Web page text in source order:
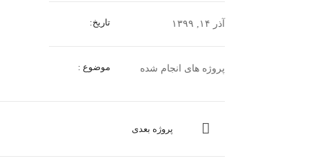
تاریخ: آذر ۱۴, ۱۳۹۹
موضوع : پروژه های انجام شده
پروژه بعدی